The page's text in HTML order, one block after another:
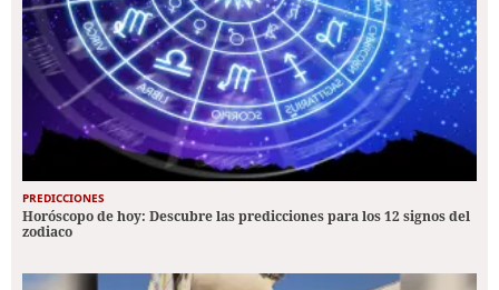
PREDICCIONES
Horóscopo de hoy: Descubre las predicciones para los 12 signos del
zodiaco